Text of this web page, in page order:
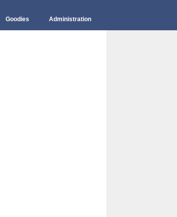
Goodies Administration